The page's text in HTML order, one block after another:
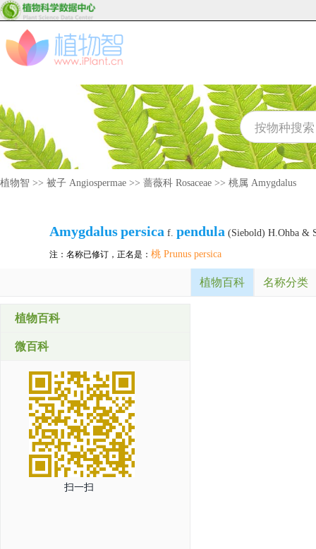
植物智 >> 被子 Angiospermae >> 蔷薇科 Rosaceae >> 桃属 Amygdalus
Amygdaluspersica f. pendula (Siebold) H.Ohba &
注：名称已修订，正名是： 桃 Prunus persica
植物百科 名称分类
植物百科
微百科
扫一扫